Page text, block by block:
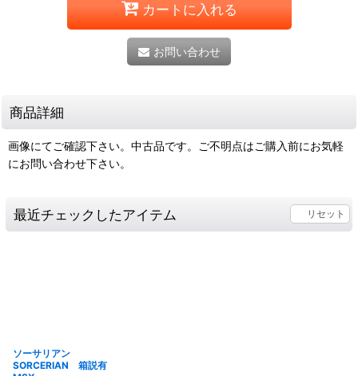
カートに入れる
お問い合わせ
商品詳細
画像にてご確認下さい。中古品です。ご不明点はご購入前にお気軽
にお問い合わせ下さい。
最近チェックしたアイテム リセット
ソーサリアン
SORCERIAN 箱説有